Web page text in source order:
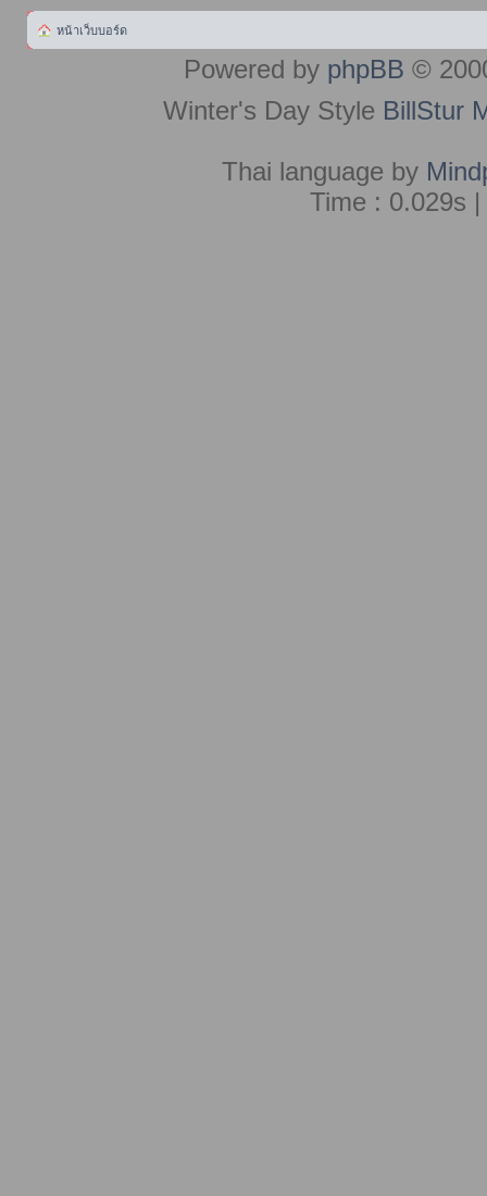
หน้าเว็บบอร์ด
Powered by phpBB ©
Winter's Day Style BillStur
Thai language by
Time : 0.029s